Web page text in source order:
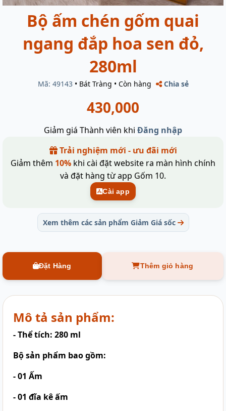
Bộ ấm chén gốm quai
ngang đắp hoa sen đỏ,
280ml
Mã: 49143 • Bát Tràng • Còn hàng Chia sẻ
430,000
Giảm giá Thành viên khi Đăng nhập
Trải nghiệm mới - ưu đãi mới
Giảm thêm 10% khi cài đặt website ra màn hình chính
và đặt hàng từ app Gốm 10.
Cài app
Xem thêm các sản phẩm Giảm Giá sốc
Đặt Hàng Thêm giỏ hàng
Mô tả sản phẩm:
- Thể tích: 280 ml
Bộ sản phẩm bao gồm:
- 01 Ấm
- 01 đĩa kê ấm